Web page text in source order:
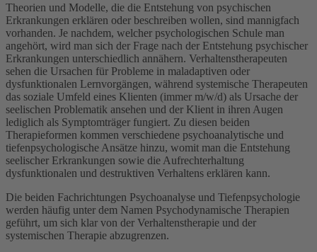
Theorien und Modelle, die die Entstehung von psychischen
Erkrankungen erklären oder beschreiben wollen, sind mannigfach
vorhanden. Je nachdem, welcher psychologischen Schule man
angehört, wird man sich der Frage nach der Entstehung psychischer
Erkrankungen unterschiedlich annähern. Verhaltenstherapeuten
sehen die Ursachen für Probleme in maladaptiven oder
dysfunktionalen Lernvorgängen, während systemische Therapeuten
das soziale Umfeld eines Klienten (immer m/w/d) als Ursache der
seelischen Problematik ansehen und der Klient in ihren Augen
lediglich als Symptomträger fungiert. Zu diesen beiden
Therapieformen kommen verschiedene psychoanalytische und
tiefenpsychologische Ansätze hinzu, womit man die Entstehung
seelischer Erkrankungen sowie die Aufrechterhaltung
dysfunktionalen und destruktiven Verhaltens erklären kann.
Die beiden Fachrichtungen Psychoanalyse und Tiefenpsychologie
werden häufig unter dem Namen Psychodynamische Therapien
geführt, um sich klar von der Verhaltenstherapie und der
systemischen Therapie abzugrenzen.